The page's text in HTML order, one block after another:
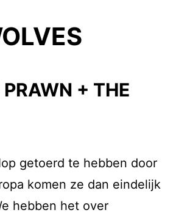
+ THE
getoerd te hebben door
komen ze dan eindelijk
hebben het over